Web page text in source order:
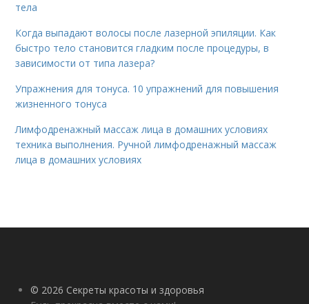
тела
Когда выпадают волосы после лазерной эпиляции. Как
быстро тело становится гладким после процедуры, в
зависимости от типа лазера?
Упражнения для тонуса. 10 упражнений для повышения
жизненного тонуса
Лимфодренажный массаж лица в домашних условиях
техника выполнения. Ручной лимфодренажный массаж
лица в домашних условиях
© 2026 Секреты красоты и здоровья